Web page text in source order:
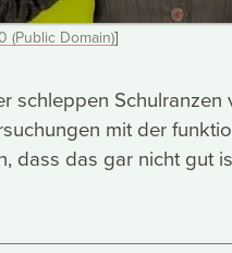
(Public Domain)]
schleppen
mit der
dass das gar nicht gut